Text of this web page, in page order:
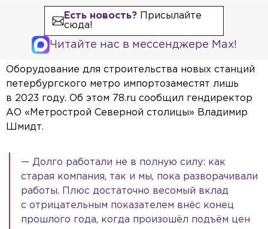
Есть новость?Присылайте
сюда!
Читайте нас в мессенджере Max!
Оборудование для строительства новых станций
петербургского метро импортозаместят лишь
в 2023 году. Об этом 78.ru сообщил гендиректор
АО «Метрострой Северной столицы» Владимир
Шмидт.
— Долго работали не в полную силу: как
старая компания, так и мы, пока разворачивали
работы. Плюс достаточно весомый вклад
с отрицательным показателем внёс конец
прошлого года, когда произошёл подъём цен